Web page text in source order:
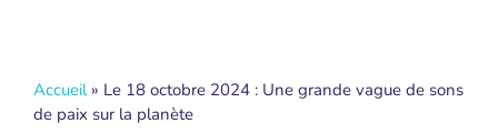
Accueil» Le 18 octobre 2024 : Une grande vague de sons
de paix sur la planète